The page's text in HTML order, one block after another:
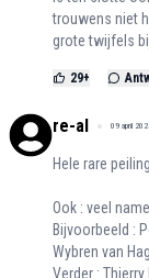
trouwens niet
grote twijfels
29+
re-al 09 april
Hele rare
Ook : veel
Bijvoorbeeld :
Wybren van
Verder :